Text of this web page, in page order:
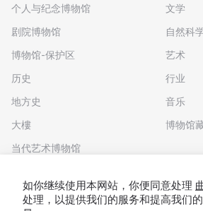
个人与纪念博物馆
剧院博物馆
博物馆-保护区
历史
地方史
大樓
当代艺术博物馆
文学
自然科
艺术
行业
音乐
博物馆
如你继续使用本网站，你便同意处理
处理，以提供我们的服务和提高我们